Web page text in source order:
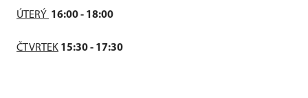
ÚTERÝ 16:00 - 18:00
ČTVRTEK 15:30 - 17:30